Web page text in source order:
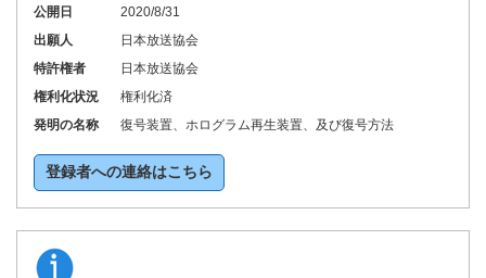
公開日
2020/8/31
出願人
日本放送協会
特許権者
日本放送協会
権利化状況
権利化済
発明の名称
復号装置、ホログラム再生装置、及び復号方法
登録者への連絡はこちら